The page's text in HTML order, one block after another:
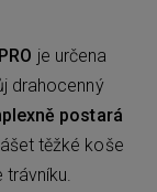
je určena
drahocenný
postará
těžké koše